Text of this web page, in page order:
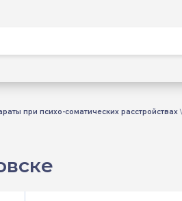
при психо-соматических расстройствах